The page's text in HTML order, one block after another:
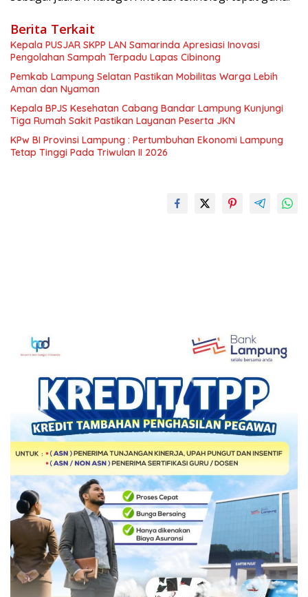
Berita Terkait
Kepala PUSJAR SKPP LAN Samarinda Apresiasi Inovasi
Pengolahan Sampah Terpadu Lapas Cibinong
Pemkab Lampung Selatan Pastikan Mobilitas Warga Lebih
Aman dan Nyaman
Kepala BPJS Kesehatan Cabang Bandar Lampung Kunjungi
Tiga Rumah Sakit Pastikan Layanan Peserta JKN
KPw BI Provinsi Lampung : Pertumbuhan Ekonomi Lampung
Tetap Tinggi Pada Triwulan II 2026